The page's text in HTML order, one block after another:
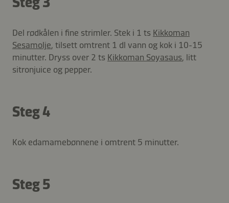
Del rødkålen i fine strimler. Stek i 1 ts Kikkoman
Sesamolje, tilsett omtrent 1 dl vann og kok i 10-15
minutter. Dryss over 2 ts Kikkoman Soyasaus, litt
sitronjuice og pepper.
Steg 4
Kok edamamebønnene i omtrent 5 minutter.
Steg 5